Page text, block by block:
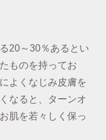
20～30％あるとい
ものを持ってお
よくなじみ皮膚を
なると、ターンオ
肌を若々しく保っ